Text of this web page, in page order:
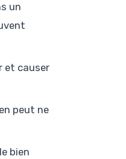
un
et causer
peut ne
bien